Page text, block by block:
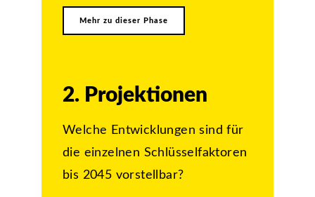
Mehr zu dieser Phase
2. Projektionen
Welche Entwicklungen sind für
die einzelnen Schlüsselfaktoren
bis 2045 vorstellbar?